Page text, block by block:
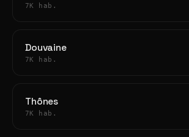
7K hab.
Douvaine
7K hab.
Thônes
7K hab.